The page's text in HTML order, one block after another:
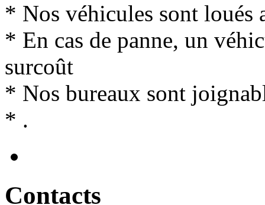
* Nos véhicules sont loués
* En cas de panne, un
surcoût
* Nos bureaux sont
* .
Contacts